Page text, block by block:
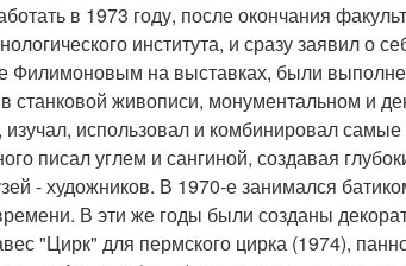
в 1973 году, после окончания
института, и сразу заявил о
Филимоновым на выставках, были
живописи, монументальном и
изучал, использовал и комбинировал
писал углем и сангиной, создавая
- художников. В 1970-е занимался
В эти же годы были созданы
"Цирк" для пермского цирка (1974),